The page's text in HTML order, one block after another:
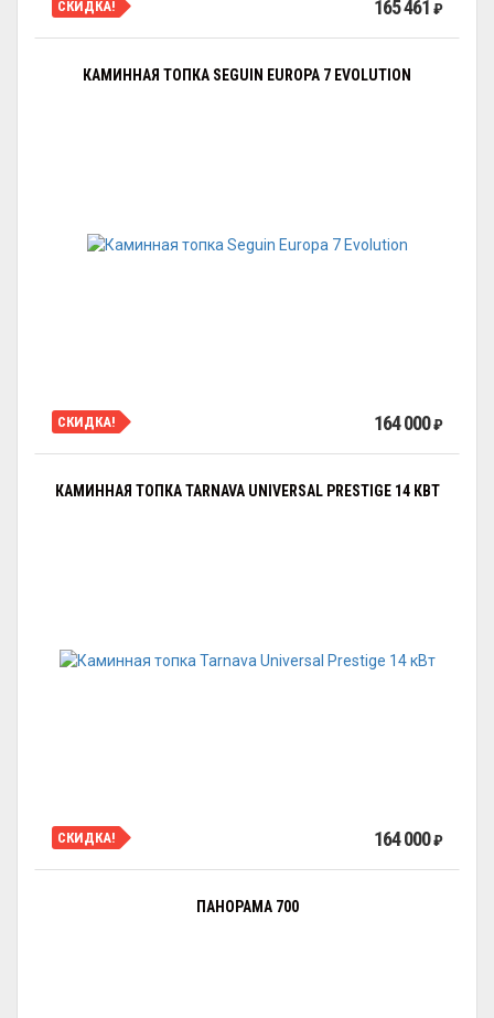
СКИДКА! 165 461 ₽
КАМИННАЯ ТОПКА SEGUIN EUROPA 7 EVOLUTION
СКИДКА! 164 000₽
КАМИННАЯ ТОПКА TARNAVA UNIVERSAL PRESTIGE 14 КВТ
СКИДКА! 164 000₽
ПАНОРАМА 700